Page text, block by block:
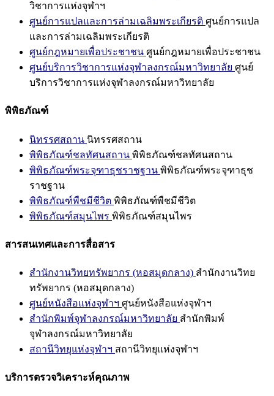
วิชาการแห่งจุฬาฯ
ศูนย์การแปลและการล่ามเฉลิมพระเกียรติ ศูนย์การแปล
และการล่ามเฉลิมพระเกียรติ
ศูนย์กฎหมายเพื่อประชาชน ศูนย์กฎหมายเพื่อประชาชน
ศูนย์บริการวิชาการแห่งจุฬาลงกรณ์มหาวิทยาลัย ศูนย์
บริการวิชาการแห่งจุฬาลงกรณ์มหาวิทยาลัย
พิพิธภัณฑ์
นิทรรศสถาน นิทรรศสถาน
พิพิธภัณฑ์ชลทัศนสถาน พิพิธภัณฑ์ชลทัศนสถาน
พิพิธภัณฑ์พระจุฑาธุชราชฐาน พิพิธภัณฑ์พระจุฑาธุช
ราชฐาน
พิพิธภัณฑ์พืชมีชีวิต พิพิธภัณฑ์พืชมีชีวิต
พิพิธภัณฑ์สมุนไพร พิพิธภัณฑ์สมุนไพร
สารสนเทศและการสื่อสาร
สำนักงานวิทยทรัพยากร (หอสมุดกลาง) สำนักงานวิทย
ทรัพยากร (หอสมุดกลาง)
ศูนย์หนังสือแห่งจุฬาฯ ศูนย์หนังสือแห่งจุฬาฯ
สำนักพิมพ์จุฬาลงกรณ์มหาวิทยาลัย สำนักพิมพ์
จุฬาลงกรณ์มหาวิทยาลัย
สถานีวิทยุแห่งจุฬาฯ สถานีวิทยุแห่งจุฬาฯ
บริการตรวจวิเคราะห์คุณภาพ